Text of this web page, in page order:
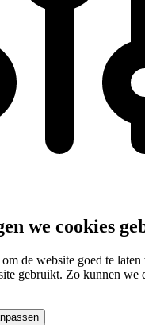
we cookies
de website goed te
gebruikt. Zo kunnen we